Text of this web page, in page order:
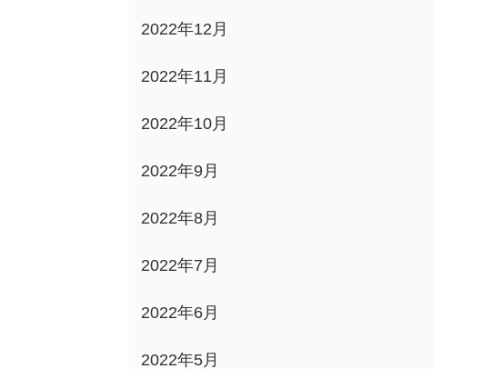
2022年12月
2022年11月
2022年10月
2022年9月
2022年8月
2022年7月
2022年6月
2022年5月